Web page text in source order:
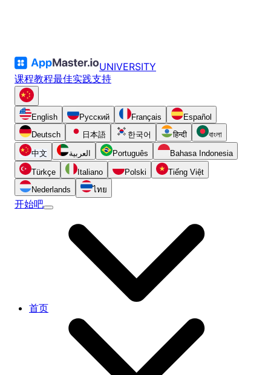
UNIVERSITY
课程教程最佳实践支持
English Русский Français
Español
Deutsch
日本語 한국어 हिन्दी বাংলা
中文 العربية Português Bahasa Indonesia
Türkçe Italiano Polski
Tiếng Việt
Nederlands
ไทย
开始吧
首页